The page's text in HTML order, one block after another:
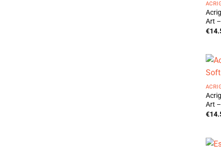
Art
€
Art
€